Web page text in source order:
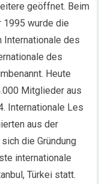
geöffnet. Beim
1995 wurde die
Internationale des
des
Heute
Mitglieder aus
Internationale Les
aus der
die Gründung
internationale
Türkei statt.